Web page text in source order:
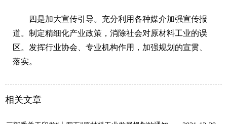
四是加大宣传引导。充分利用各种媒介加强宣传报
道。制定精细化产业政策，消除社会对原材料工业的误
区。发挥行业协会、专业机构作用，加强规划的宣贯、
落实。
相关文章